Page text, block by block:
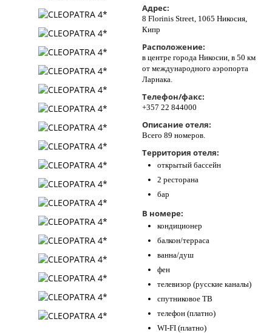
Адрес:
8 Florinis Street, 1065 Никосия,
Кипр
Расположение:
в центре города Никосии, в 50 км
от международного аэропорта
Ларнака.
Телефон/факс:
+357 22 844000
Описание отеля:
Всего 89 номеров.
Территория отеля:
открытый бассейн
2 ресторана
бар
В номере:
кондиционер
балкон/терраса
ванна/душ
фен
телевизор (русские каналы)
спутниковое ТВ
телефон (платно)
WI-FI (платно)